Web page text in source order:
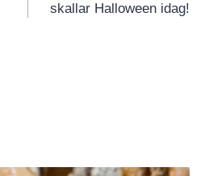
skallar Halloween idag!